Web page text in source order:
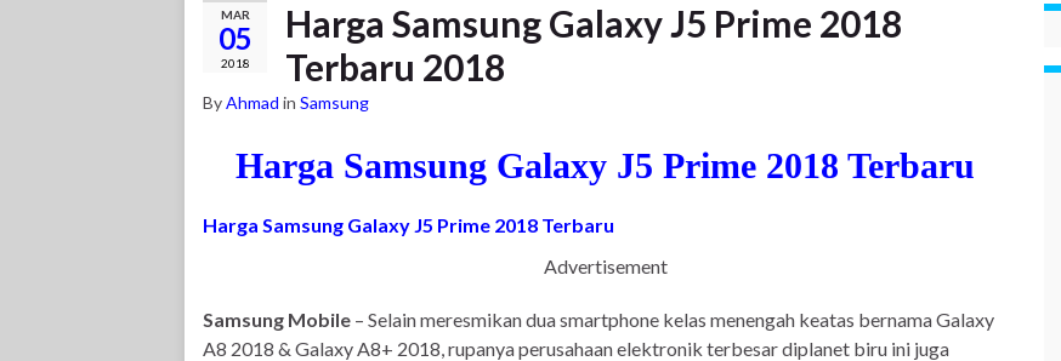
MAR
05
2018
Harga Samsung Galaxy J5 Prime 2018
Terbaru 2018
ByAhmad in Samsung
Harga Samsung Galaxy J5 Prime 2018 Terbaru
Harga Samsung Galaxy J5 Prime 2018 Terbaru
Advertisement
Samsung Mobile – Selain meresmikan dua smartphone kelas menengah keatas bernama Galaxy
A8 2018 & Galaxy A8+ 2018, rupanya perusahaan elektronik terbesar diplanet biru ini juga